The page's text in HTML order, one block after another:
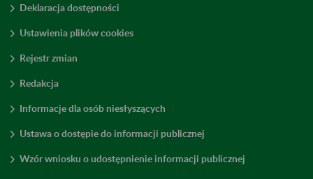
Deklaracja dostępności
Ustawienia plików cookies
Rejestr zmian
Redakcja
Informacje dla osób niesłyszących
Ustawa o dostępie do informacji publicznej
Wzór wniosku o udostępnienie informacji publicznej